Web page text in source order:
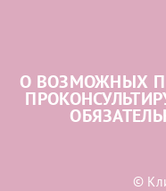
О ВОЗМОЖНЫХ
©